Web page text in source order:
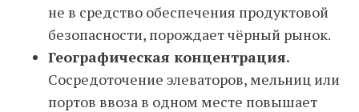
не в средство обеспечения продуктовой
безопасности, порождает чёрный рынок.
Географическая концентрация.
Сосредоточение элеваторов, мельниц или
портов ввоза в одном месте повышает